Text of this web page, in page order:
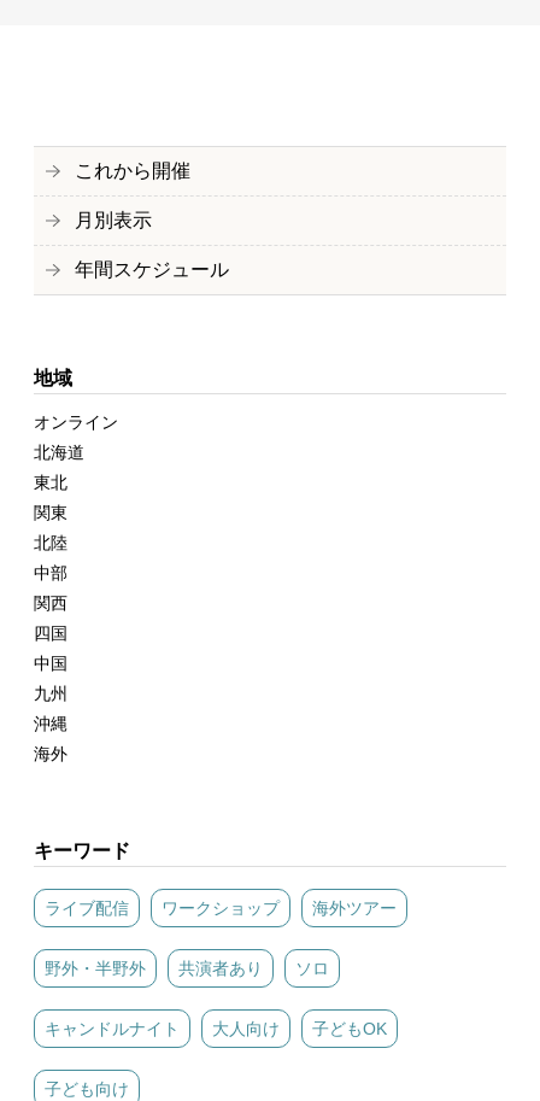
これから開催
月別表示
年間スケジュール
地域
オンライン
北海道
東北
関東
北陸
中部
関西
四国
中国
九州
沖縄
海外
キーワード
ライブ配信 ワークショップ 海外ツアー
野外・半野外 共演者あり ソロ
キャンドルナイト 大人向け 子どもOK
子ども向け